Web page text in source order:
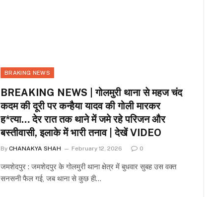
BRAKING NEWS
BREAKING NEWS | गोलमुरी थाना से महज चंद
कदम की दूरी पर कन्हैया यादव की गोली मारकर
ह*त्या… देर रात तक थाने में जमे रहे परिजन और
बस्तीवासी, इलाके में भारी तनाव | देखें VIDEO
By CHANAKYA SHAH February 12, 2026 0
जमशेदपुर : जमशेदपुर के गोलमुरी थाना क्षेत्र में बुधवार सुबह उस वक्त
सनसनी फैल गई, जब थाना से कुछ ही…